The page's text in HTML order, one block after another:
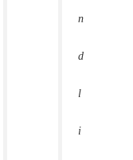
n
d
l
i